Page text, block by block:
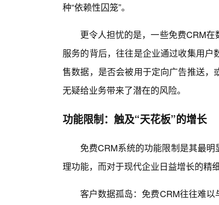
种“依赖性囚笼”。
更令人担忧的是，一些免费CRM
服务的背后，往往是企业通过收集用
售数据，是否会被用于定向广告推送
无疑给业务带来了潜在的风险。
功能限制：触及“天花板”的增长
免费CRM系统的功能限制是其最
理功能，而对于现代企业日益增长的精
客户数据孤岛：免费CRM往往难